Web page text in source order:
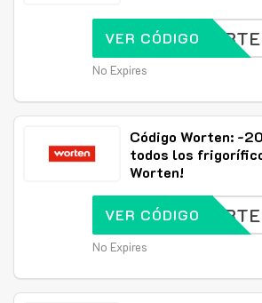
VER CÓDIGO
No Expires
Código Worten: -
todos los
Worten!
VER CÓDIGO
No Expires